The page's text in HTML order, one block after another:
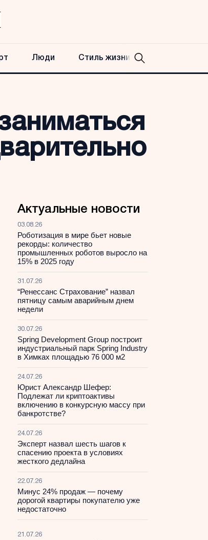
Люди Стиль жизни
Актуальные новости
03.08.26
Роботизация в мире бьет новые
рекорды: количество
промышленных роботов выросло на
15% в 2025 году
31.07.26
“Ренессанс Страхование” назвал
пятницу самым аварийным днем
недели
30.07.26
Spring Development Group построит
индустриальный парк Spring Industry
в Химках площадью 76 000 м2
24.07.26
Юрист Александр Шефер:
Подлежат ли криптоактивы
включению в конкурсную массу при
банкротстве?
24.07.26
Эксперт назвал шесть шагов к
спасению проекта в условиях
жесткого дедлайна
22.07.26
Минус 24% продаж — почему
дорогой квартиры покупателю уже
недостаточно
21.07.26